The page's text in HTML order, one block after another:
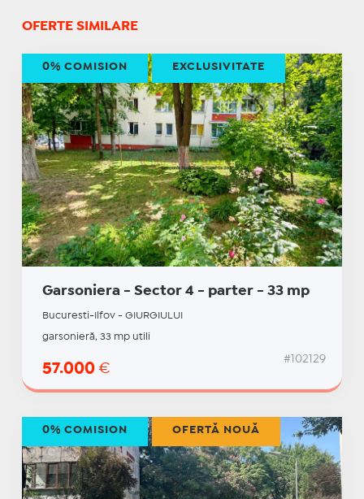
OFERTE SIMILARE
Garsoniera - Sector 4 - parter - 33 mp
Bucuresti-Ilfov - GIURGIULUI
garsonieră, 33 mp utili
57.000 €
#102129
0% COMISION EXCLUSIVITATE
0% COMISION OFERTĂ NOUĂ